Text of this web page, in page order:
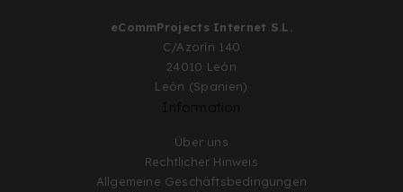
eCommProjects Internet S.L.
C/Azorín 140
24010 León
León (Spanien)
Über uns
Rechtlicher Hinweis
Allgemeine Geschäftsbedingungen